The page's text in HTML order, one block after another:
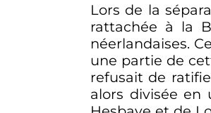
Lors de la
rattachée à la
néerlandaises.
une partie de
refusait de
alors divisée en